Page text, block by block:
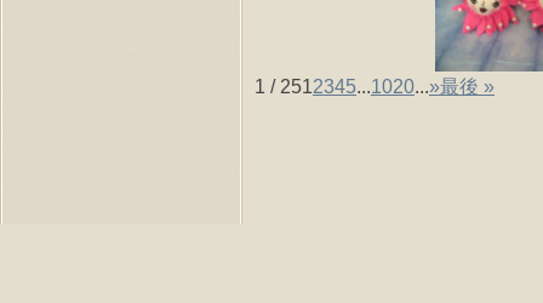
1 / 2512345...1020...»最後 »